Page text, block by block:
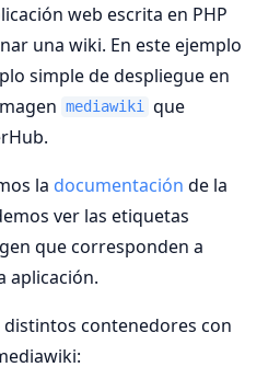
web escrita en PHP
una wiki. En este ejemplo
simple de despliegue en
mediawiki que
la documentación de la
ver las etiquetas
que corresponden a
aplicación.
distintos contenedores con